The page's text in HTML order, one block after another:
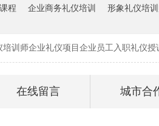
程 企业商务礼仪培训 形象礼仪培训
培训师企业礼仪项目企业员工入职礼仪授
在线留言 城市合